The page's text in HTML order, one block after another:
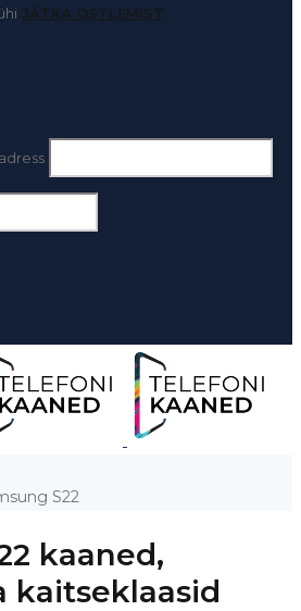
JÄTKA OSTLEMIST
S22
kaaned,
kaitseklaasid